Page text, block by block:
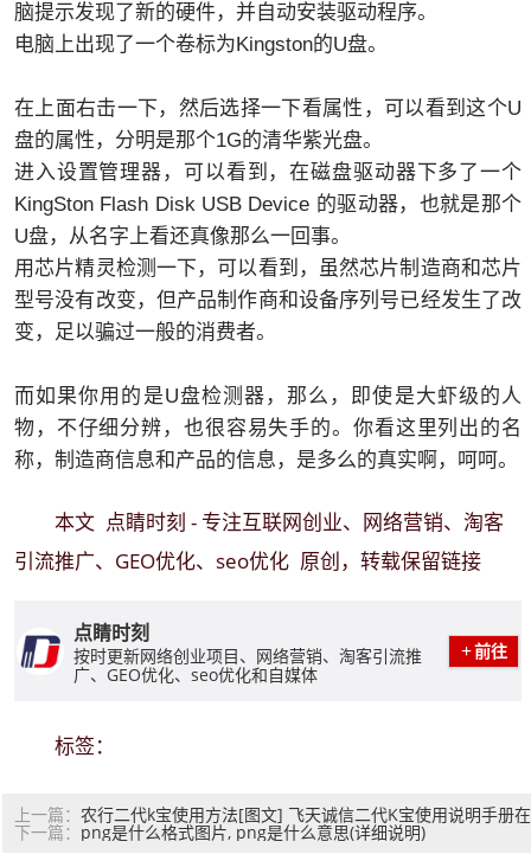
脑提示发现了新的硬件，并自动安装驱动程序。
电脑上出现了一个卷标为Kingston的U盘。
在上面右击一下，然后选择一下看属性，可以看到这个U
盘的属性，分明是那个1G的清华紫光盘。
进入设置管理器，可以看到，在磁盘驱动器下多了一个
KingSton Flash Disk USB Device 的驱动器，也就是那个
U盘，从名字上看还真像那么一回事。
用芯片精灵检测一下，可以看到，虽然芯片制造商和芯片
型号没有改变，但产品制作商和设备序列号已经发生了改
变，足以骗过一般的消费者。
而如果你用的是U盘检测器，那么，即使是大虾级的人
物，不仔细分辨，也很容易失手的。你看这里列出的名
称，制造商信息和产品的信息，是多么的真实啊，呵呵。
本文 点睛时刻 - 专注互联网创业、网络营销、淘客
引流推广、GEO优化、seo优化 原创，转载保留链接
点睛时刻
按时更新网络创业项目、网络营销、淘客引流推
广、GEO优化、seo优化和自媒体
前往
标签：
上一篇： 农行二代k宝使用方法[图文] 飞天诚信二代K宝使用说明手册在
线版
下一篇： png是什么格式图片, png是什么意思(详细说明)